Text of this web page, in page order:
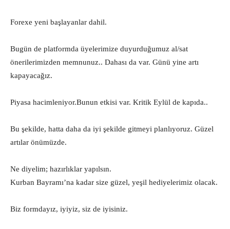
Forexe yeni başlayanlar dahil.
Bugün de platformda üyelerimize duyurduğumuz al/sat
önerilerimizden memnunuz.. Dahası da var. Günü yine artı
kapayacağız.
Piyasa hacimleniyor.Bunun etkisi var. Kritik Eylül de kapıda..
Bu şekilde, hatta daha da iyi şekilde gitmeyi planlıyoruz. Güzel
artılar önümüzde.
Ne diyelim; hazırlıklar yapılsın.
Kurban Bayramı’na kadar size güzel, yeşil hediyelerimiz olacak.
Biz formdayız, iyiyiz, siz de iyisiniz.